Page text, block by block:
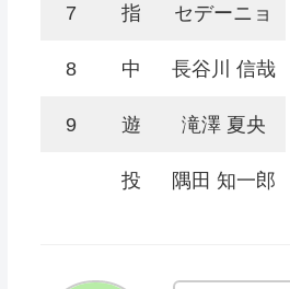
7 指 セデーニョ
8 中 長谷川 信哉
9 遊 滝澤 夏央
投 隅田 知一郎